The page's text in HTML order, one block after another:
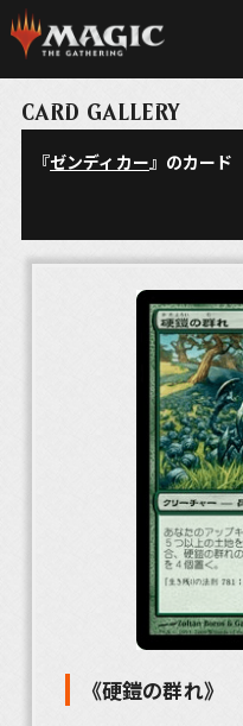
CARD GALLERY
『ゼンディカー』のカード
《硬鎧の群れ》